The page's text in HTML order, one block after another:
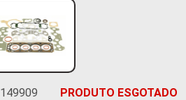
149909 PRODUTO ESGOTADO